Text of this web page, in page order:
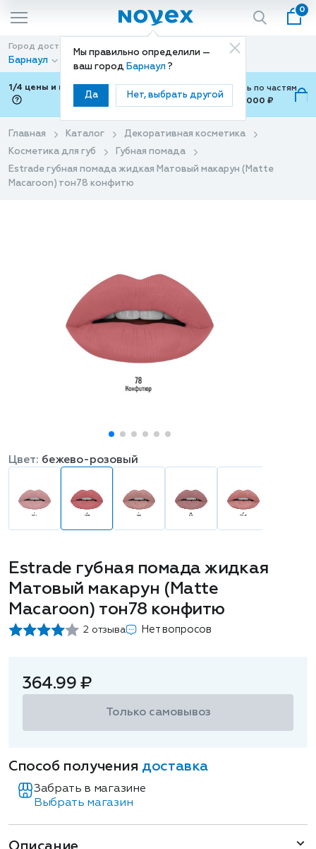
Мы правильно определили —
ваш город Барнаул ?
Да Нет, выбрать другой
0
Город доставки
Барнаул
Способ доставки
Доставка
1/4 цены и покупки ваши с Подели
Можно оплатить по частям
от 700 ₽ до 15,000 ₽
Главная Каталог
Декоративная косметика
Косметика для губ
Губная помада
Estrade губная помада жидкая Матовый макарун (Matte
Macaroon) тон78 конфитю
Estrade губная помада жидкая
Матовый макарун (Matte
Macaroon) тон78 конфитю
2 отзыва Нет вопросов
Цвет: бежево-розовый
364.99 ₽
Только самовывоз
Способ получения доставка
Забрать в магазине
Выбрать магазин
Описание